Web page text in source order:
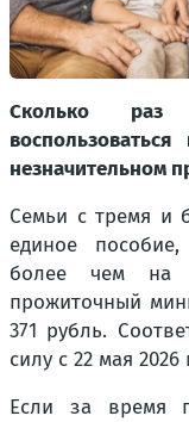
Сколько раз
незначительном
Семьи с тремя и
единое
более чем на
прожиточный
371 рубль.
силу с 22 мая 2026
Если за время